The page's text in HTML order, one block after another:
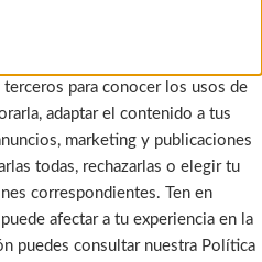
para conocer los usos de
adaptar el contenido a tus
marketing y publicaciones
todas, rechazarlas o elegir tu
correspondientes. Ten en
afectar a tu experiencia en la
puedes consultar nuestra Política